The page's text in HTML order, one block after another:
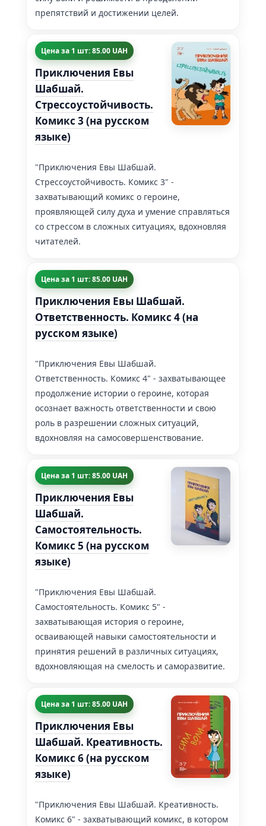
препятствий и достижении целей.
Цена за 1 шт: 85.00 UAH
Приключения Евы
Шабшай.
Стрессоустойчивость.
Комикс 3 (на русском
языке)
"Приключения Евы Шабшай.
Стрессоустойчивость. Комикс 3" -
захватывающий комикс о героине,
проявляющей силу духа и умение справляться
со стрессом в сложных ситуациях, вдохновляя
читателей.
Цена за 1 шт: 85.00 UAH
Приключения Евы Шабшай.
Ответственность. Комикс 4 (на
русском языке)
"Приключения Евы Шабшай.
Ответственность. Комикс 4" - захватывающее
продолжение истории о героине, которая
осознает важность ответственности и свою
роль в разрешении сложных ситуаций,
вдохновляя на самосовершенствование.
Цена за 1 шт: 85.00 UAH
Приключения Евы
Шабшай.
Самостоятельность.
Комикс 5 (на русском
языке)
"Приключения Евы Шабшай.
Самостоятельность. Комикс 5" -
захватывающая история о героине,
осваивающей навыки самостоятельности и
принятия решений в различных ситуациях,
вдохновляющая на смелость и саморазвитие.
Цена за 1 шт: 85.00 UAH
Приключения Евы
Шабшай. Креативность.
Комикс 6 (на русском
языке)
"Приключения Евы Шабшай. Креативность.
Комикс 6" - захватывающий комикс, в котором